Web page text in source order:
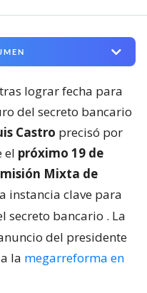
lograr fecha para
del secreto bancario
Castro precisó por
el próximo 19 de
Mixta de
instancia clave para
secreto bancario . La
del presidente
la megarreforma en